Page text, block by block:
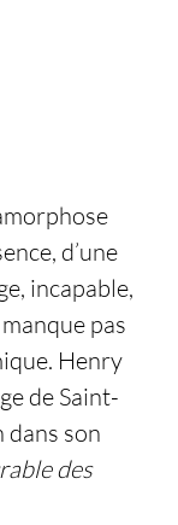
d’une
incapable,
pas
Henry
de Saint-
dans son
des